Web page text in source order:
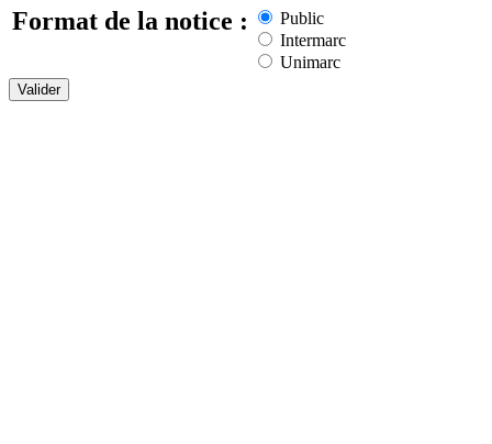
Format de la notice :
Public
Intermarc
Unimarc